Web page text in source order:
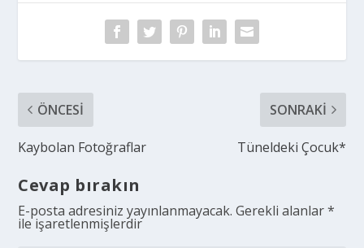
ÖNCESI
Kaybolan Fotoğraflar
SONRAKI
Tüneldeki Çocuk*
Cevap bırakın
E-posta adresiniz yayınlanmayacak. Gerekli alanlar*
ile işaretlenmişlerdir